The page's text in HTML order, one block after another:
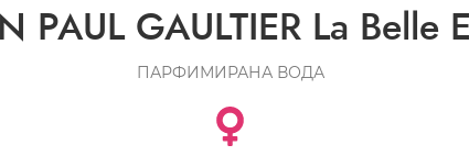
PAUL GAULTIER La Belle
ПАРФИМИРАНА ВОДА